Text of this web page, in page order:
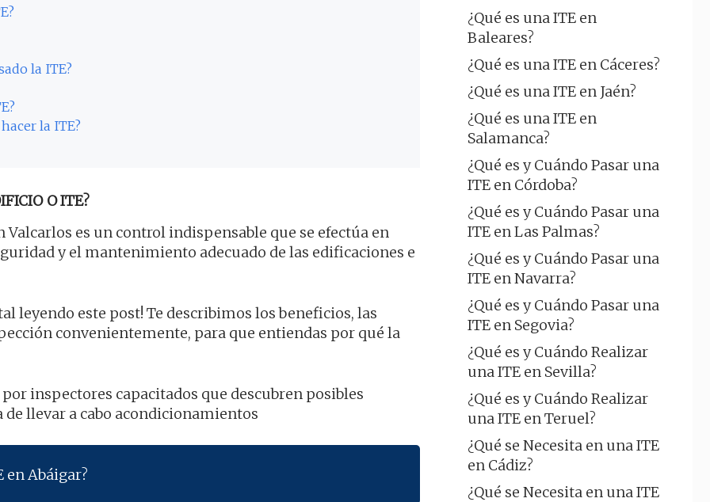
la ITE?
la ITE?
O ITE?
Valcarlos es un control indispensable que se efectúa en
y el mantenimiento adecuado de las edificaciones e
leyendo este post! Te describimos los beneficios, las
convenientemente, para que entiendas por qué la
inspectores capacitados que descubren posibles
llevar a cabo acondicionamientos
en Abáigar?
¿Qué es una ITE en
Baleares?
¿Qué es una ITE en Cáceres?
¿Qué es una ITE en Jaén?
¿Qué es una ITE en
Salamanca?
¿Qué es y Cuándo Pasar una
ITE en Córdoba?
¿Qué es y Cuándo Pasar una
ITE en Las Palmas?
¿Qué es y Cuándo Pasar una
ITE en Navarra?
¿Qué es y Cuándo Pasar una
ITE en Segovia?
¿Qué es y Cuándo Realizar
una ITE en Sevilla?
¿Qué es y Cuándo Realizar
una ITE en Teruel?
¿Qué se Necesita en una ITE
en Cádiz?
¿Qué se Necesita en una ITE